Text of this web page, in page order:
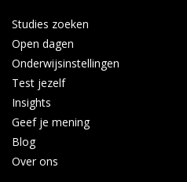
Studies zoeken
Open dagen
Onderwijsinstellingen
Test jezelf
Insights
Geef je mening
Blog
Over ons